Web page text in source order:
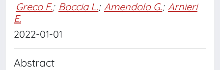
Greco F.; Boccia L.; Amendola G.; Arnieri
E.
2022-01-01
Abstract